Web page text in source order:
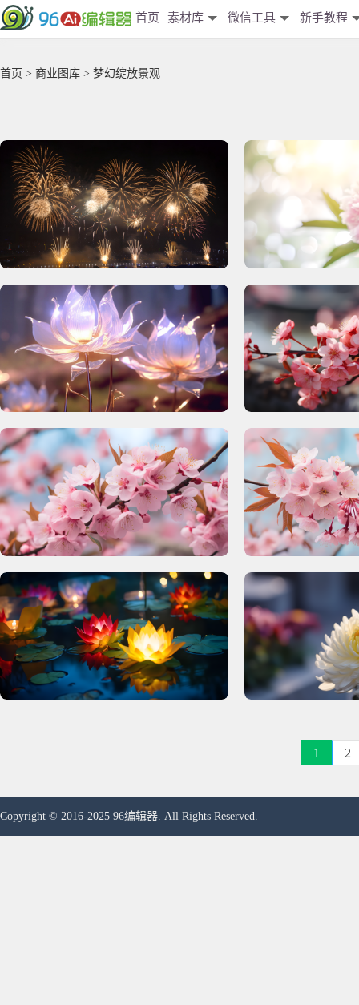
首页 素材库 微信工具 新手教程
首页 > 商业图库 > 梦幻绽放景观
1 2
Copyright © 2016-2025 96编辑器. All Rights Reserved.